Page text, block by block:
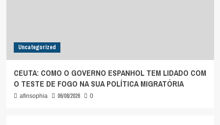
Uncategorized
CEUTA: COMO O GOVERNO ESPANHOL TEM LIDADO COM
O TESTE DE FOGO NA SUA POLÍTICA MIGRATÓRIA
afinsophia 06/08/2026 0